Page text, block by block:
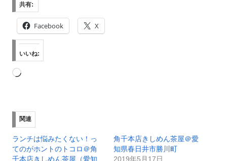
共有:
Facebook X
いいね:
読
み
中…
関連
ランチは悩みたくない！っ
てのがホントのトコロ＠角
千本店きしめん茶屋（愛知
角千本店きしめん茶屋＠愛
知県春日井市勝川町
2019年5月17日